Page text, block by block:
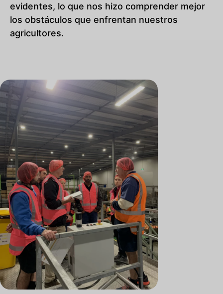
evidentes, lo que nos hizo comprender mejor
los obstáculos que enfrentan nuestros
agricultores.